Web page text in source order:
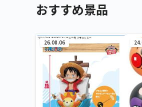
おすすめ景品
26.08.06